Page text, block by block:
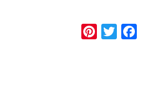
Facebook
Twitter
Pinterest